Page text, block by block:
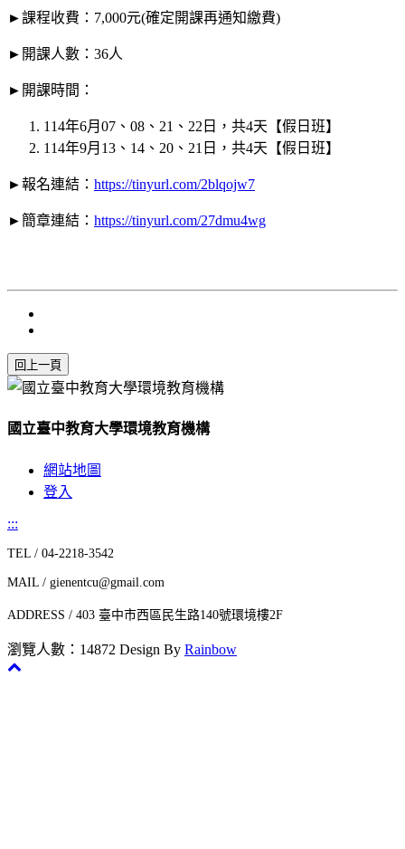
►課程收費：7,000元(確定開課再通知繳費)
►開課人數：36人
►開課時間：
114年6月07、08、21、22日，共4天【假日班】
114年9月13、14、20、21日，共4天【假日班】
►報名連結： https://tinyurl.com/2blqojw7
►簡章連結： https://tinyurl.com/27dmu4wg
國立臺中教育大學環境教育機構
網站地圖
登入
:::
TEL / 04-2218-3542
MAIL / gienentcu@gmail.com
ADDRESS / 403 臺中市西區民生路140號環境樓2F
瀏覽人數：14872 Design By Rainbow